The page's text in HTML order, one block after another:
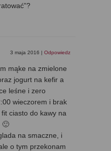
3 maja 2016 | Odpowiedz
mąke na zmielone
jogurt na kefir a
leśne i zero
wieczorem i brak
ciasto do kawy na
🙂
na smaczne, i
o tym przekonam